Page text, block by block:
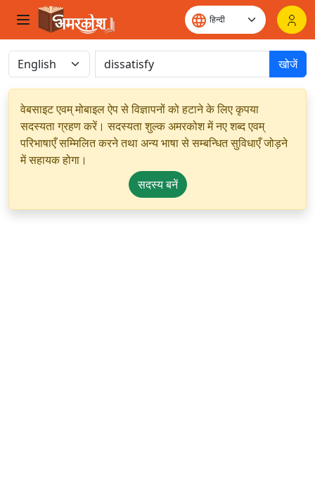
खोजें
वेबसाइट एवम् मोबाइल ऐप से विज्ञापनों को हटाने के लिए कृपया
सदस्यता ग्रहण करें। सदस्यता शुल्क अमरकोश में नए शब्द एवम्
परिभाषाएँ सम्मिलित करने तथा अन्य भाषा से सम्बन्धित सुविधाएँ जोड़ने
में सहायक होगा।
सदस्य बनें